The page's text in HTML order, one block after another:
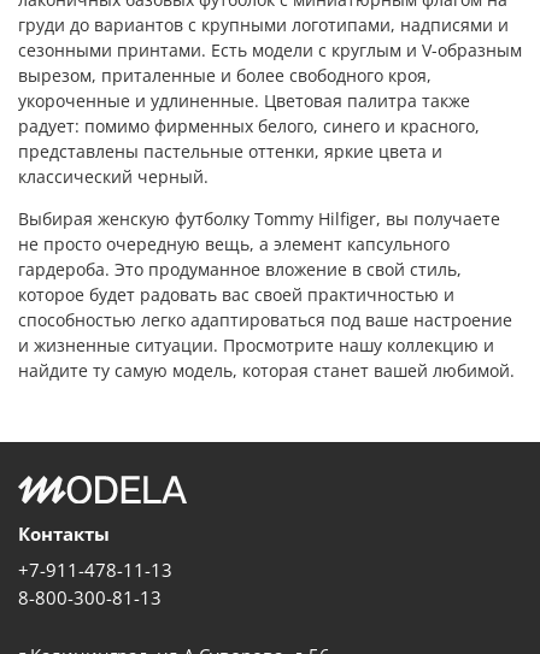
груди до вариантов с крупными логотипами, надписями и
сезонными принтами. Есть модели с круглым и V-образным
вырезом, приталенные и более свободного кроя,
укороченные и удлиненные. Цветовая палитра также
радует: помимо фирменных белого, синего и красного,
представлены пастельные оттенки, яркие цвета и
классический черный.
Выбирая женскую футболку Tommy Hilfiger, вы получаете
не просто очередную вещь, а элемент капсульного
гардероба. Это продуманное вложение в свой стиль,
которое будет радовать вас своей практичностью и
способностью легко адаптироваться под ваше настроение
и жизненные ситуации. Просмотрите нашу коллекцию и
найдите ту самую модель, которая станет вашей любимой.
Контакты
+7-911-478-11-13
8-800-300-81-13